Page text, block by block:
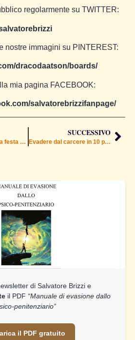
di Salvatore Brizzi e
il PDF “Manuale di evasione dallo
penitenziario”
il PDF gratuito
regolarmente su TWITTER:
nostre immagini su PINTEREST:
dracodaatson/boards/
mia pagina FACEBOOK:
salvatorebrizzifanpage/
Halloween non è una festa nostra
SUCCESSIVO
Evadere dal carcere in 10 passi – 1: La meccanicità